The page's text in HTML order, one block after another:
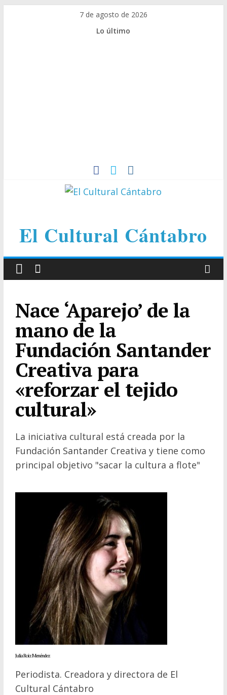
7 de agosto de 2026
Lo último
El Cultural Cántabro
Nace ‘Aparejo’ de la
mano de la
Fundación Santander
Creativa para
«reforzar el tejido
cultural»
La iniciativa cultural está creada por la
Fundación Santander Creativa y tiene como
principal objetivo "sacar la cultura a flote"
Julia Roiz Menéndez
Periodista. Creadora y directora de El
Cultural Cántabro